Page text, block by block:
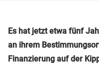
Es hat jetzt etwa fünf
an ihrem
Finanzierung auf der